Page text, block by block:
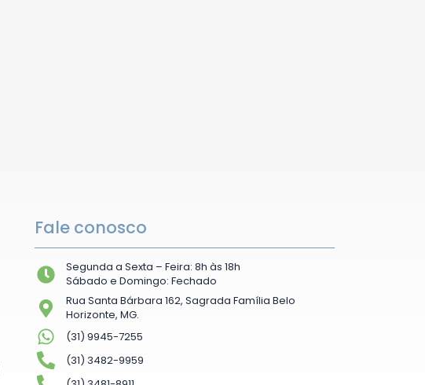
Fale conosco
Segunda a Sexta – Feira: 8h às 18h
Sábado e Domingo: Fechado
Rua Santa Bárbara 162, Sagrada Família Belo
Horizonte, MG.
(31) 9945-7255
(31) 3482-9959